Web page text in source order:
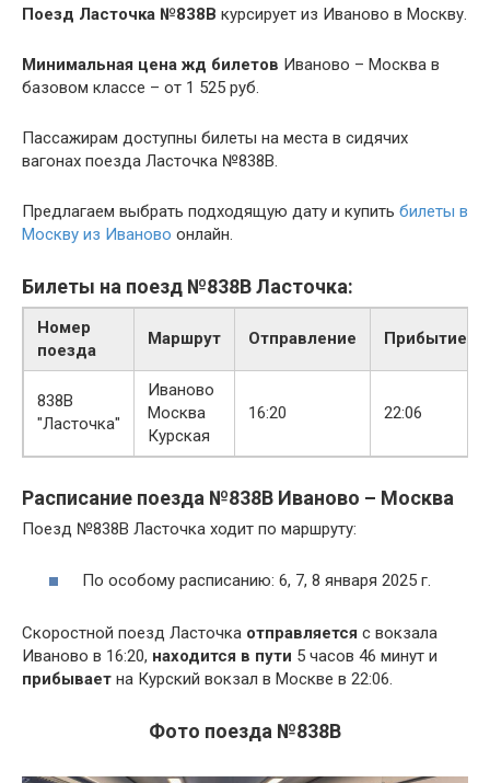
Поезд Ласточка №838В курсирует из Иваново в Москву.
Минимальная цена жд билетов Иваново – Москва в
базовом классе – от 1 525 руб.
Пассажирам доступны билеты на места в сидячих
вагонах поезда Ласточка №838В.
Предлагаем выбрать подходящую дату и купить билеты в
Москву из Иваново онлайн.
Билеты на поезд №838В Ласточка:
Номер
поезда
Маршрут Отправление Прибытие
838В
"Ласточка"
Иваново
Москва
Курская
16:20 22:06
Расписание поезда №838В Иваново – Москва
Поезд №838В Ласточка ходит по маршруту:
По особому расписанию: 6, 7, 8 января 2025 г.
Скоростной поезд Ласточка отправляется с вокзала
Иваново в 16:20, находится в пути 5 часов 46 минут и
прибывает на Курский вокзал в Москве в 22:06.
Фото поезда №838В